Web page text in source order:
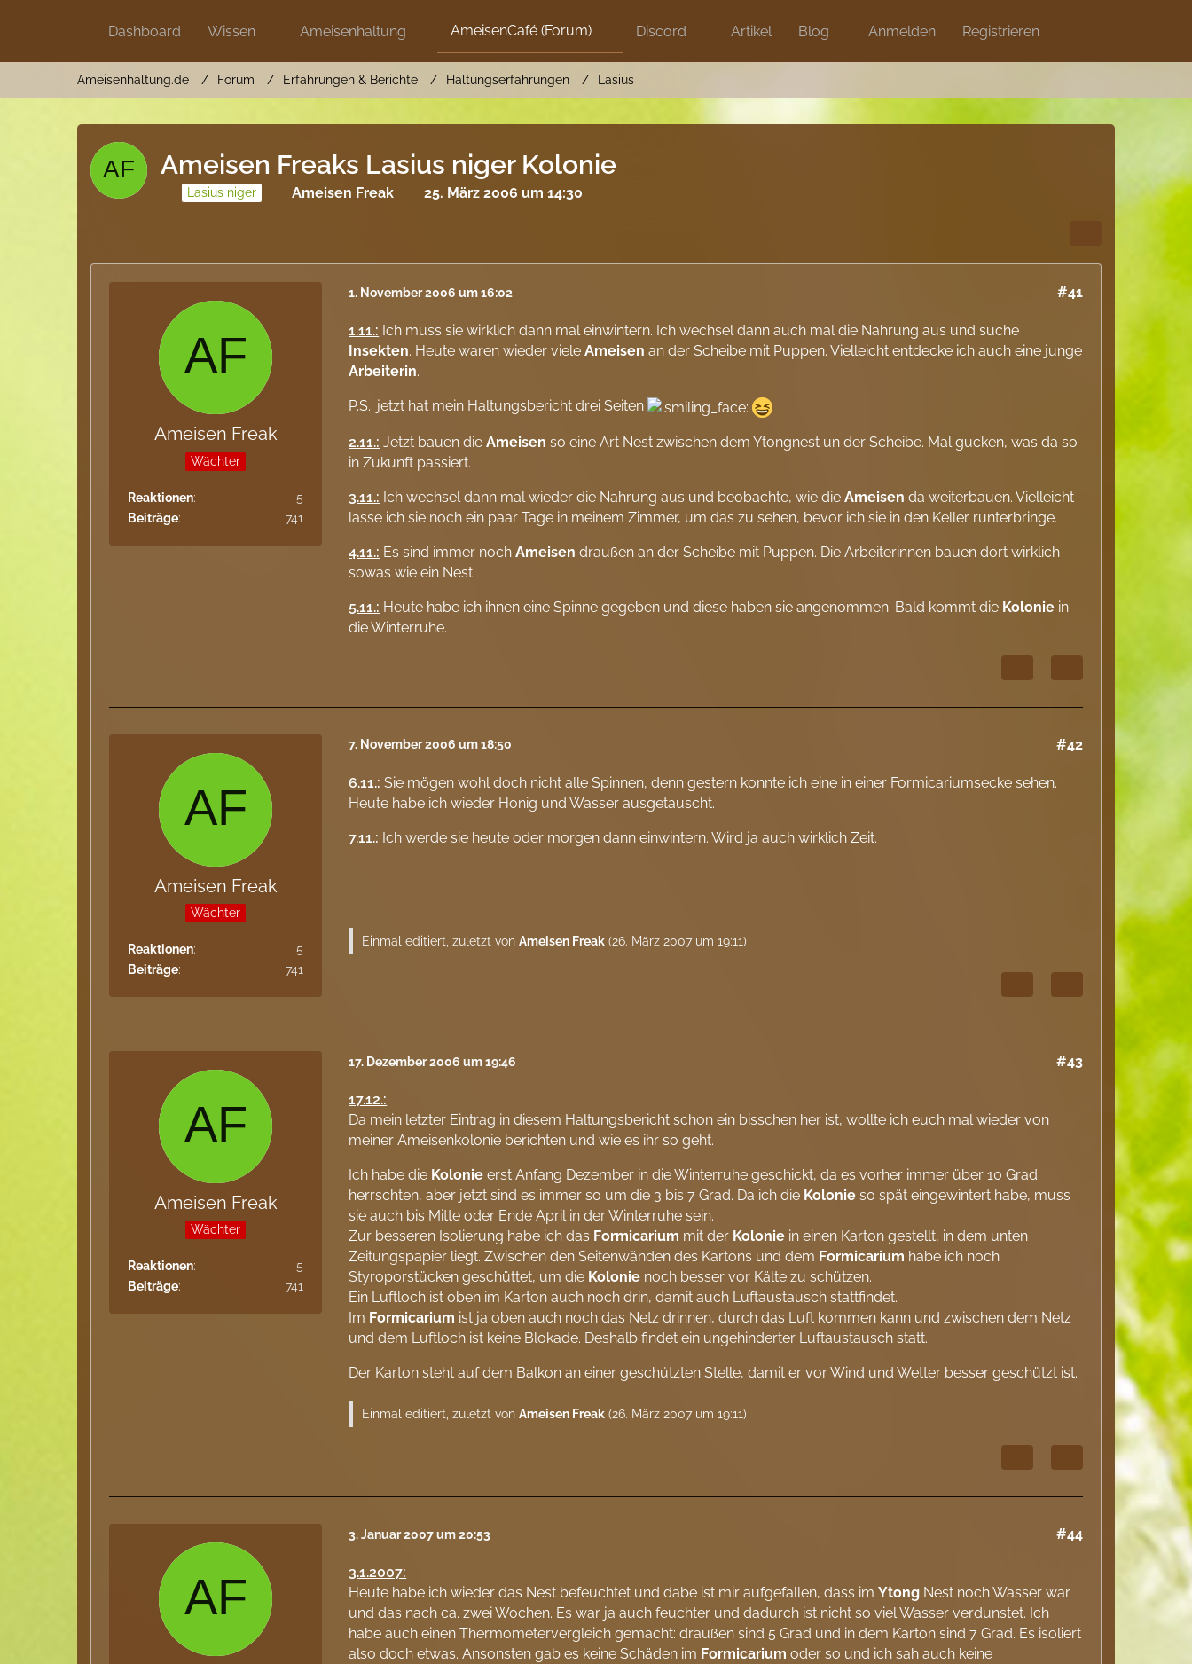
Anmelden Registrieren
Dashboard Wissen Ameisenhaltung AmeisenCafé (Forum) Discord Artikel Blog Shops
Ameisenhaltung.de Forum Erfahrungen & Berichte Haltungserfahrungen Lasius
Ameisen Freaks Lasius niger Kolonie
Lasius niger Ameisen Freak 25. März 2006 um 14:30
Ameisen Freak
Wächter
Reaktionen
5
Beiträge
741
1. November 2006 um 16:02 #41
1.11.: Ich muss sie wirklich dann mal einwintern. Ich wechsel dann auch mal die Nahrung aus und suche
Insekten. Heute waren wieder vieleAmeisen an der Scheibe mit Puppen. Vielleicht entdecke ich auch eine junge
Arbeiterin.
P.S.: jetzt hat mein Haltungsbericht drei Seiten
2.11.: Jetzt bauen dieAmeisen so eine Art Nest zwischen dem Ytongnest un der Scheibe. Mal gucken, was da so
in Zukunft passiert.
3.11.: Ich wechsel dann mal wieder die Nahrung aus und beobachte, wie dieAmeisen da weiterbauen. Vielleicht
lasse ich sie noch ein paar Tage in meinem Zimmer, um das zu sehen, bevor ich sie in den Keller runterbringe.
4.11.: Es sind immer nochAmeisen draußen an der Scheibe mit Puppen. Die Arbeiterinnen bauen dort wirklich
sowas wie ein Nest.
5.11.: Heute habe ich ihnen eine Spinne gegeben und diese haben sie angenommen. Bald kommt die Kolonie in
die Winterruhe.
Ameisen Freak
Wächter
Reaktionen
5
Beiträge
741
7. November 2006 um 18:50 #42
6.11.: Sie mögen wohl doch nicht alle Spinnen, denn gestern konnte ich eine in einer Formicariumsecke sehen.
Heute habe ich wieder Honig und Wasser ausgetauscht.
7.11.: Ich werde sie heute oder morgen dann einwintern. Wird ja auch wirklich Zeit.
Einmal editiert, zuletzt vonAmeisen Freak (26. März 2007 um 19:11)
Ameisen Freak
Wächter
Reaktionen
5
Beiträge
741
17. Dezember 2006 um 19:46 #43
17.12.:
Da mein letzter Eintrag in diesem Haltungsbericht schon ein bisschen her ist, wollte ich euch mal wieder von
meiner Ameisenkolonie berichten und wie es ihr so geht.
Ich habe die Kolonie erst Anfang Dezember in die Winterruhe geschickt, da es vorher immer über 10 Grad
herrschten, aber jetzt sind es immer so um die 3 bis 7 Grad. Da ich die Kolonie so spät eingewintert habe, muss
sie auch bis Mitte oder Ende April in der Winterruhe sein.
Zur besseren Isolierung habe ich das Formicarium mit der Kolonie in einen Karton gestellt, in dem unten
Zeitungspapier liegt. Zwischen den Seitenwänden des Kartons und dem Formicarium habe ich noch
Styroporstücken geschüttet, um die Kolonie noch besser vor Kälte zu schützen.
Ein Luftloch ist oben im Karton auch noch drin, damit auch Luftaustausch stattfindet.
Im Formicarium ist ja oben auch noch das Netz drinnen, durch das Luft kommen kann und zwischen dem Netz
und dem Luftloch ist keine Blokade. Deshalb findet ein ungehinderter Luftaustausch statt.
Der Karton steht auf dem Balkon an einer geschützten Stelle, damit er vor Wind und Wetter besser geschützt ist.
Einmal editiert, zuletzt vonAmeisen Freak (26. März 2007 um 19:11)
3. Januar 2007 um 20:53 #44
3.1.2007:
Heute habe ich wieder das Nest befeuchtet und dabe ist mir aufgefallen, dass imYtong Nest noch Wasser war
und das nach ca. zwei Wochen. Es war ja auch feuchter und dadurch ist nicht so viel Wasser verdunstet. Ich
habe auch einen Thermometervergleich gemacht: draußen sind 5 Grad und in dem Karton sind 7 Grad. Es isoliert
also doch etwas. Ansonsten gab es keine Schäden im Formicarium oder so und ich sah auch keine